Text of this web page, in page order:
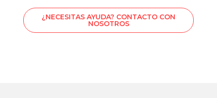
¿NECESITAS AYUDA? CONTACTO CON
NOSOTROS